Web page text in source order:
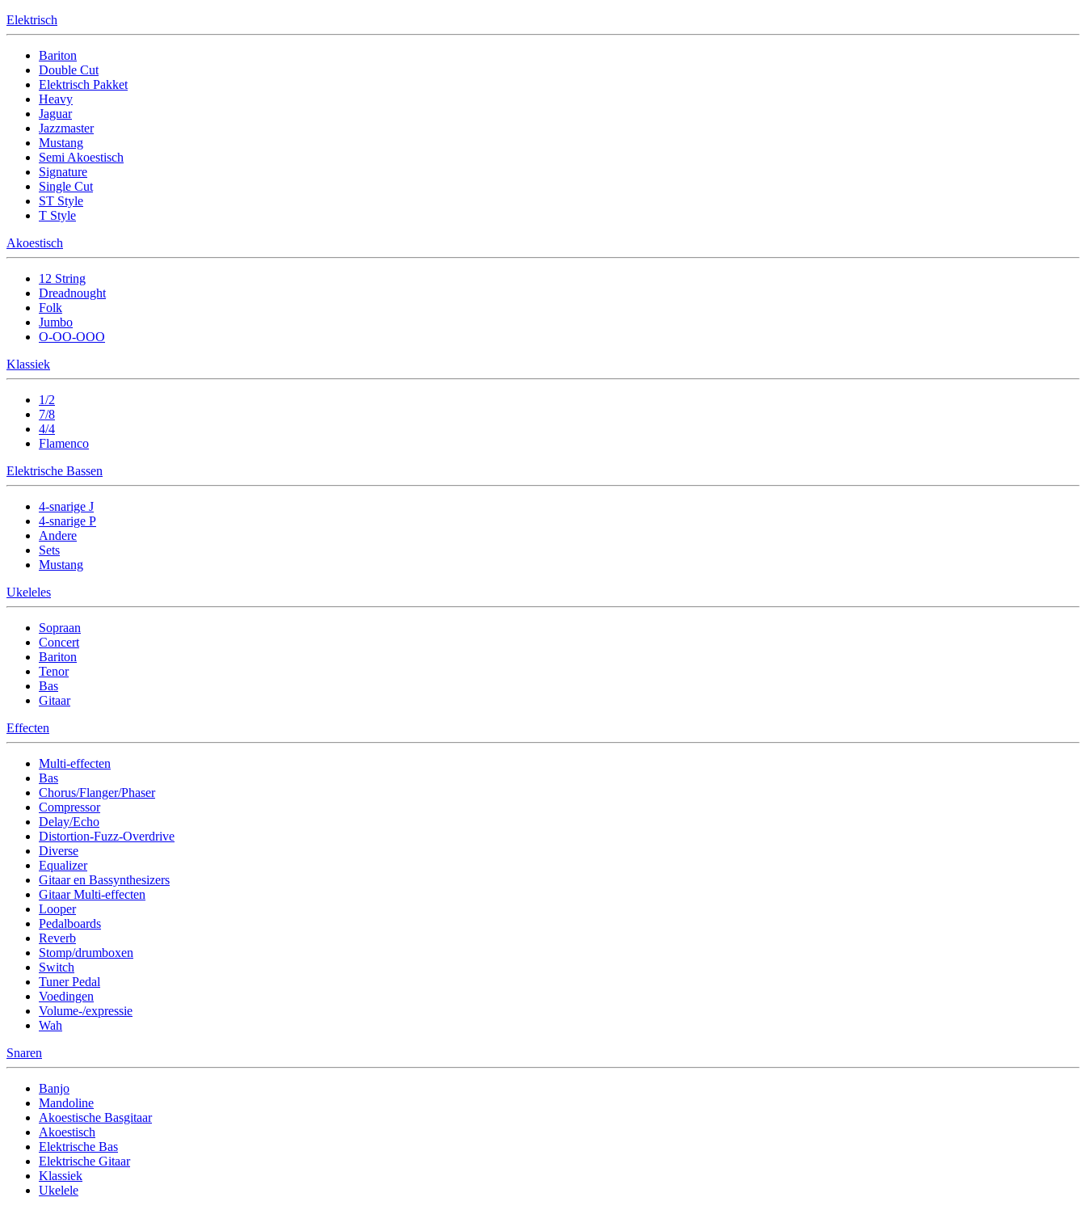
Elektrisch
Bariton
Double Cut
Elektrisch Pakket
Heavy
Jaguar
Jazzmaster
Mustang
Semi Akoestisch
Signature
Single Cut
ST Style
T Style
Akoestisch
12 String
Dreadnought
Folk
Jumbo
O-OO-OOO
Klassiek
1/2
7/8
4/4
Flamenco
Elektrische Bassen
4-snarige J
4-snarige P
Andere
Sets
Mustang
Ukeleles
Sopraan
Concert
Bariton
Tenor
Bas
Gitaar
Effecten
Multi-effecten
Bas
Chorus/Flanger/Phaser
Compressor
Delay/Echo
Distortion-Fuzz-Overdrive
Diverse
Equalizer
Gitaar en Bassynthesizers
Gitaar Multi-effecten
Looper
Pedalboards
Reverb
Stomp/drumboxen
Switch
Tuner Pedal
Voedingen
Volume-/expressie
Wah
Snaren
Banjo
Mandoline
Akoestische Basgitaar
Akoestisch
Elektrische Bas
Elektrische Gitaar
Klassiek
Ukelele